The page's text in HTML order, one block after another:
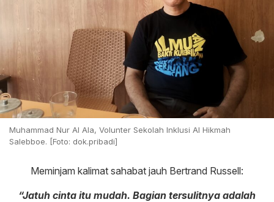
Muhammad Nur Al Ala, Volunter Sekolah Inklusi Al Hikmah
Salebboe. [Foto: dok.pribadi]
Meminjam kalimat sahabat jauh Bertrand Russell:
“Jatuh cinta itu mudah. Bagian tersulitnya adalah